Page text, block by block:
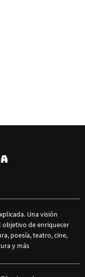
Una visión
objetivo de enriquecer
poesía, teatro, cine,
y más